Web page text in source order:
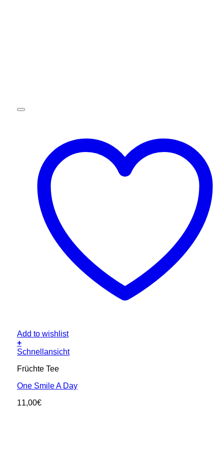
Add to wishlist
+
Schnellansicht
Früchte Tee
One Smile A Day
11,00€